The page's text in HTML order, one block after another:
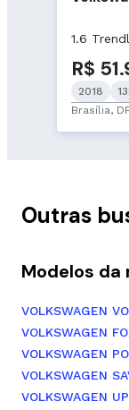
1.6
R$
2018
Brasília,
Outras
Modelos da
VOLKSWAGEN
VOLKSWAGEN
VOLKSWAGEN
VOLKSWAGEN
VOLKSWAGEN